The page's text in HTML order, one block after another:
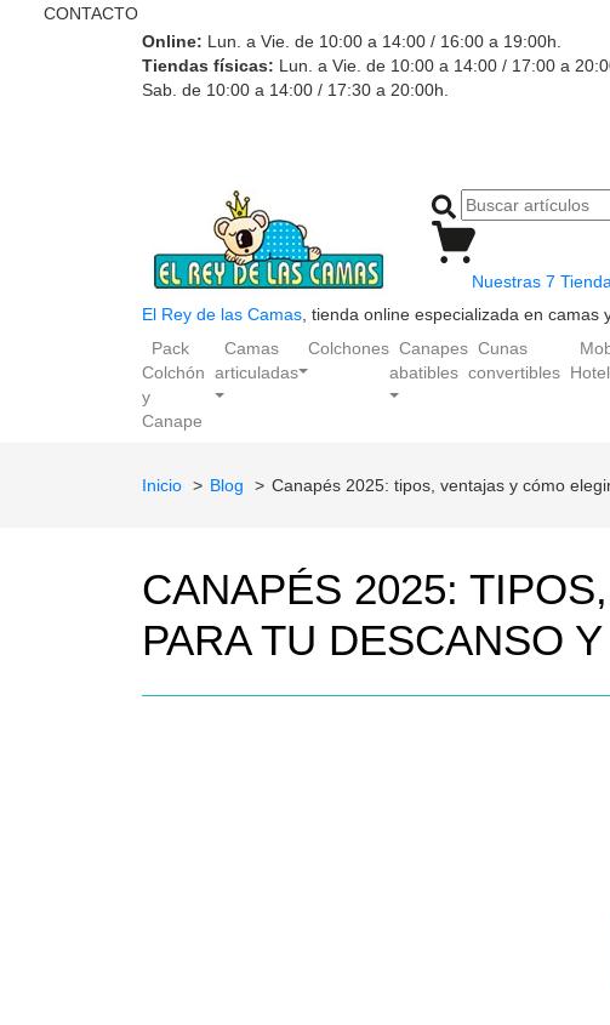
CONTACTO
Online: Lun. a Vie. de 10:00 a 14:00 / 16:00 a 19:00h.
Tiendas físicas: Lun. a Vie. de 10:00 a 14:00 / 17:00 a
Sab. de 10:00 a 14:00 / 17:30 a 20:00h.
Nuestras 7
El Rey de las Camas , tienda online especializada en camas
Pack
Colchón
y
Canape
Camas
articuladas
Colchones Canapes
abatibles
Cunas
convertibles
Inicio Blog Canapés 2025: tipos, ventajas y cómo
CANAPÉS 2025:
PARA TU DESCANSO